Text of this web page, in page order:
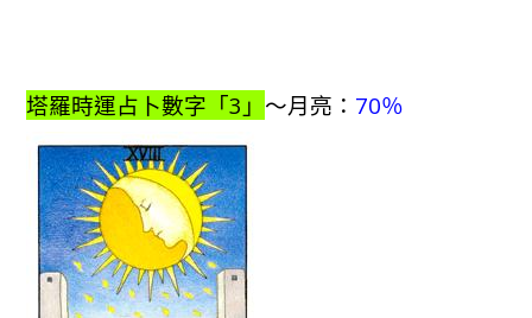
塔羅時運占卜數字「3」 ～月亮： 70％